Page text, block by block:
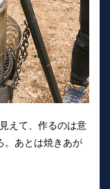
えて、作るのは意
。あとは焼きあが